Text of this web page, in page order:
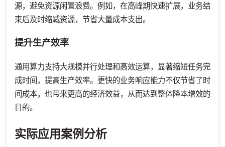
源，避免资源闲置浪费。例如，在高峰期快速扩展，业务结
束后及时缩减资源，节省大量成本支出。
提升生产效率
通用算力支持大规模并行处理和高效运算，显著缩短任务完
成时间，提高生产效率。更快的业务响应能力不仅节省了时
间成本，也带来更高的经济效益，从而达到整体降本增效的
目的。
实际应用案例分析